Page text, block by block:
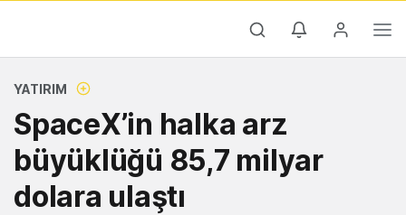
YATIRIM
SpaceX’in halka arz
büyüklüğü 85,7 milyar
dolara ulaştı